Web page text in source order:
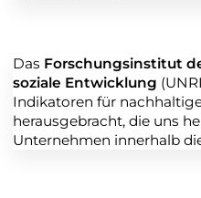
Das Forschungsinstitut
soziale Entwicklung
Indikatoren für
herausgebracht, die uns
Unternehmen innerhalb